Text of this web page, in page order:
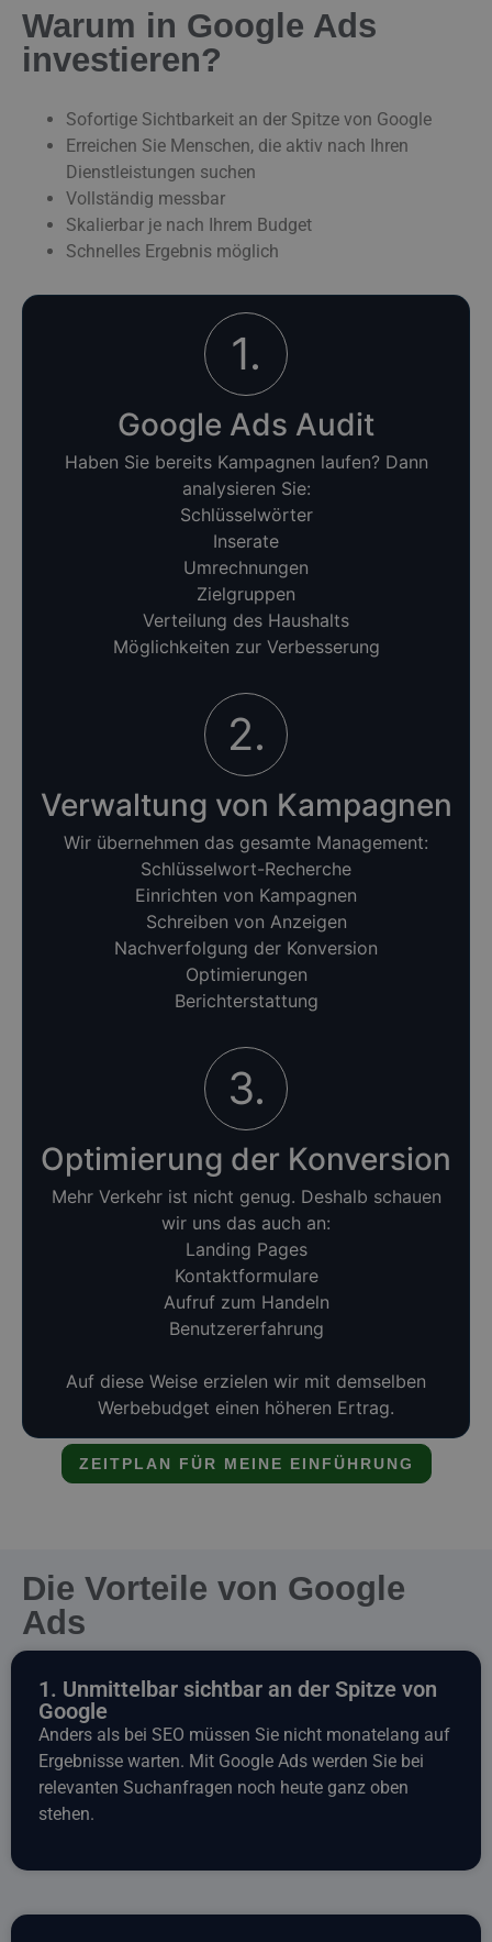
Warum in Google Ads
investieren?
Sofortige Sichtbarkeit an der Spitze von Google
Erreichen Sie Menschen, die aktiv nach Ihren
Dienstleistungen suchen
Vollständig messbar
Skalierbar je nach Ihrem Budget
Schnelles Ergebnis möglich
1.
Google Ads Audit
Haben Sie bereits Kampagnen laufen? Dann
analysieren Sie:
Schlüsselwörter
Inserate
Umrechnungen
Zielgruppen
Verteilung des Haushalts
Möglichkeiten zur Verbesserung
2.
Verwaltung von Kampagnen
Wir übernehmen das gesamte Management:
Schlüsselwort-Recherche
Einrichten von Kampagnen
Schreiben von Anzeigen
Nachverfolgung der Konversion
Optimierungen
Berichterstattung
3.
Optimierung der Konversion
Mehr Verkehr ist nicht genug. Deshalb schauen
wir uns das auch an:
Landing Pages
Kontaktformulare
Aufruf zum Handeln
Benutzererfahrung
Auf diese Weise erzielen wir mit demselben
Werbebudget einen höheren Ertrag.
ZEITPLAN FÜR MEINE EINFÜHRUNG
Die Vorteile von Google
Ads
1. Unmittelbar sichtbar an der Spitze von
Google
Anders als bei SEO müssen Sie nicht monatelang auf
Ergebnisse warten. Mit Google Ads werden Sie bei
relevanten Suchanfragen noch heute ganz oben
stehen.